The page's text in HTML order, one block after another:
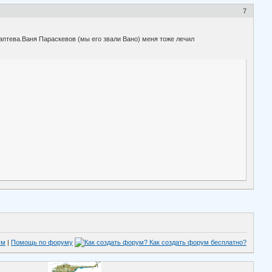
7
Параскевов (мы его звали Вано) меня тоже лечил
Помощь по форуму